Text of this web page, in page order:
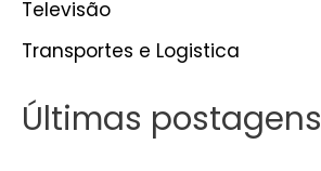
Televisão
Transportes e Logistica
Últimas postagens